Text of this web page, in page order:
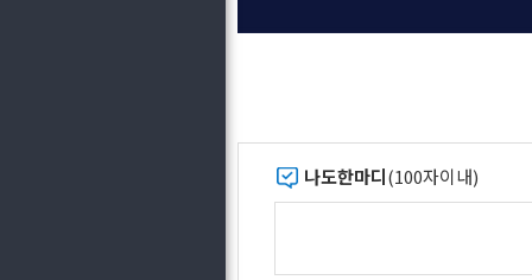
나도한마디(100자이내)